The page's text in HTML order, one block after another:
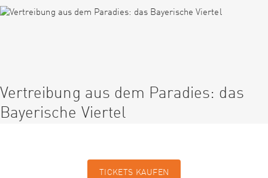
Vertreibung aus dem Paradies: das
Bayerische Viertel
TICKETS KAUFEN